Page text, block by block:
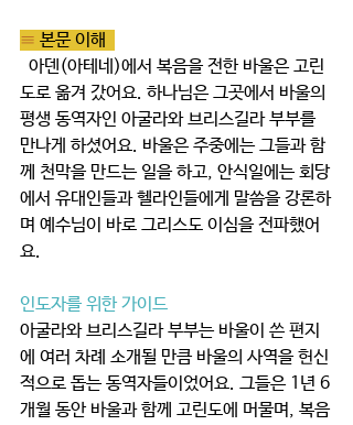
≡ 본문 이해
도로 옮겨 갔어요. 하나님은 그곳에서 바울의
평생 동역자인 아굴라와 브리스길라 부부를
만나게 하셨어요. 바울은 주중에는 그들과 함
께 천막을 만드는 일을 하고, 안식일에는 회당
에서 유대인들과 헬라인들에게 말씀을 강론하
며 예수님이 바로 그리스도 이심을 전파했어
요.
인도자를 위한 가이드
아굴라와 브리스길라 부부는 바울이 쓴 편지
에 여러 차례 소개될 만큼 바울의 사역을 헌신
적으로 돕는 동역자들이었어요. 그들은 1년 6
개월 동안 바울과 함께 고린도에 머물며, 복음